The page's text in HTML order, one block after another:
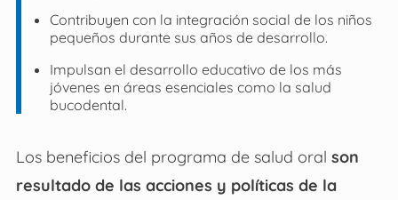
Contribuyen con la integración social de los niños
pequeños durante sus años de desarrollo.
Impulsan el desarrollo educativo de los más
jóvenes en áreas esenciales como la salud
bucodental.
Los beneficios del programa de salud oral son
resultado de las acciones y políticas de la